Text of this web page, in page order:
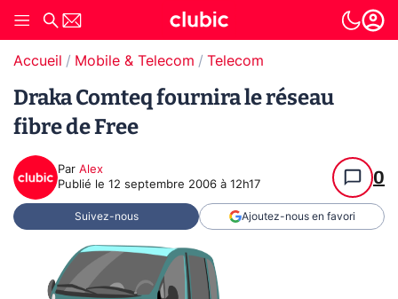
Accueil Mobile & Telecom Telecom
Draka Comteq fournira le réseau
fibre de Free
Par Alex
Publié le 12 septembre 2006 à 12h17 0
Suivez-nous Ajoutez-nous en favori